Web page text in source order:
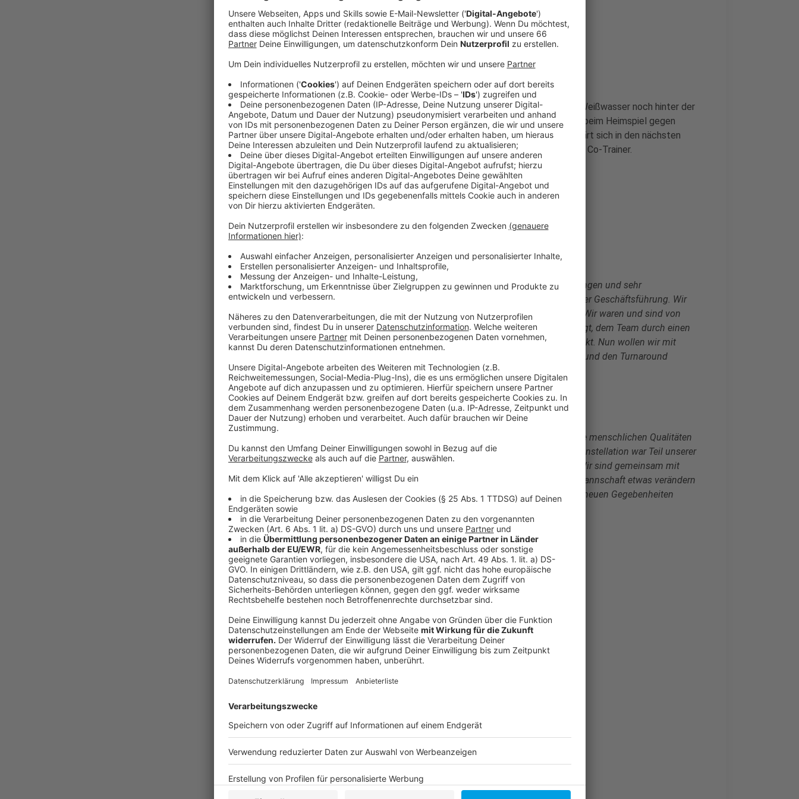
Übergang und Ausblick
Anzeige
Fest steht aber, dass Chernomaz morgen beim Auswärtsspiel in Weißwasser noch hinter der
Bande stehen wird. Ob sein Nachfolger dann bereits am Sonntag beim Heimspiel gegen
Freiburg übernehmen wird oder erst in der kommenden Woche, klärt sich in den nächsten
Stunden. Der bisherige Co-Trainer Rob Armstrong bleibt weiterhin Co-Trainer.
Anzeige
Andreas Niederberger:„Dieser Schritt ist das Ergebnis von engen und sehr
vertrauensvollen Gesprächen zwischen dem Trainerstab und der Geschäftsführung. Wir
möchten Rich Chernomaz unsere Hochachtung aussprechen. Wir waren und sind von
seinen Qualitäten als Coach überzeugt. Dennoch hat er angeregt, dem Team durch einen
Wechsel neue Impulse zu geben. Das verdient höchsten Respekt. Nun wollen wir mit
einem neuen Headcoach die Köpfe der Spieler frei bekommen und den Turnaround
schaffen.“
„Uns war wichtig, die sportliche Expertise und die menschlichen Qualitäten
von Rich Chernomaz weiter an die DEG zu binden. Die neue Konstellation war Teil unserer
ursprünglichen Langzeit-Strategie und wird nun vorgezogen. Wir sind gemeinsam mit
Cherno zu dem Schluss gekommen, dass wir im Umfeld der Mannschaft etwas verändern
müssen. Wir verlangen von den Spielern, dass sie sich auf die neuen Gegebenheiten
Anzeige
Weitere Infos und Links zum Thema:
Anzeige
Unsere DEG-Sonderseite
DEG-Legenden hautnah
Die Eishockey-WM 2027 in Düsseldorf